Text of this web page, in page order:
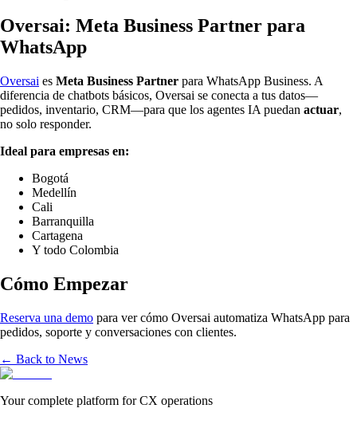
Oversai: Meta Business Partner para
WhatsApp
Oversai es Meta Business Partner para WhatsApp Business. A
diferencia de chatbots básicos, Oversai se conecta a tus datos—
pedidos, inventario, CRM—para que los agentes IA puedan actuar,
no solo responder.
Ideal para empresas en:
Bogotá
Medellín
Cali
Barranquilla
Cartagena
Y todo Colombia
Cómo Empezar
Reserva una demo para ver cómo Oversai automatiza WhatsApp para
pedidos, soporte y conversaciones con clientes.
← Back to News
Your complete platform for CX operations